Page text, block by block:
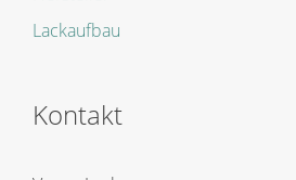
Lackaufbau
Kontakt